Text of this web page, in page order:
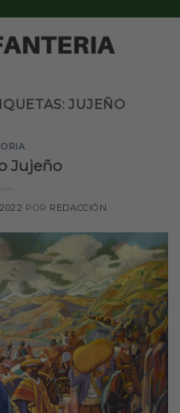
JUJEÑO
Jujeño
POR REDACCIÓN